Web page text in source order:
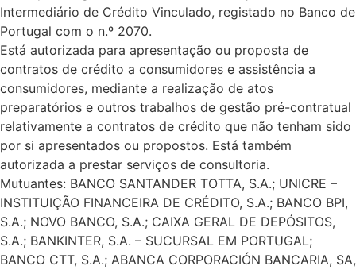
Intermediário de Crédito Vinculado, registado no Banco de
Portugal com o n.º 2070.
Está autorizada para apresentação ou proposta de
contratos de crédito a consumidores e assistência a
consumidores, mediante a realização de atos
preparatórios e outros trabalhos de gestão pré-contratual
relativamente a contratos de crédito que não tenham sido
por si apresentados ou propostos. Está também
autorizada a prestar serviços de consultoria.
Mutuantes: BANCO SANTANDER TOTTA, S.A.; UNICRE –
INSTITUIÇÃO FINANCEIRA DE CRÉDITO, S.A.; BANCO BPI,
S.A.; NOVO BANCO, S.A.; CAIXA GERAL DE DEPÓSITOS,
S.A.; BANKINTER, S.A. – SUCURSAL EM PORTUGAL;
BANCO CTT, S.A.; ABANCA CORPORACIÓN BANCARIA, SA,